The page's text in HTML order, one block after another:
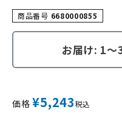
商品番号 6680000855
お届け: 1～
価格 ¥5,243税込